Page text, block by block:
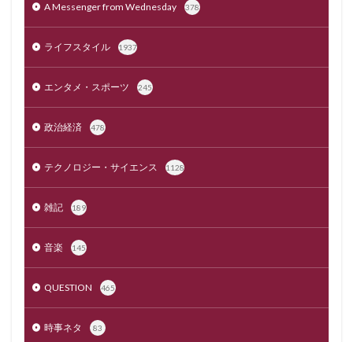
A Messenger from Wednesday 378
ライフスタイル 1937
エンタメ・スポーツ 245
政治経済 478
テクノロジー・サイエンス 1128
雑記 189
音楽 145
QUESTION 465
時事ネタ 83